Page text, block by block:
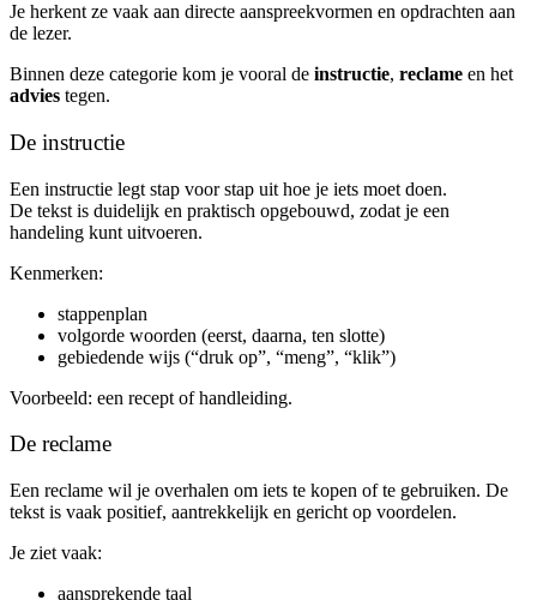
Je herkent ze vaak aan directe aanspreekvormen en opdrachten aan
de lezer.
Binnen deze categorie kom je vooral de instructie, reclame en het
advies tegen.
De instructie
Een instructie legt stap voor stap uit hoe je iets moet doen.
De tekst is duidelijk en praktisch opgebouwd, zodat je een
handeling kunt uitvoeren.
Kenmerken:
stappenplan
volgorde woorden (eerst, daarna, ten slotte)
gebiedende wijs (“druk op”, “meng”, “klik”)
Voorbeeld: een recept of handleiding.
De reclame
Een reclame wil je overhalen om iets te kopen of te gebruiken. De
tekst is vaak positief, aantrekkelijk en gericht op voordelen.
Je ziet vaak:
aansprekende taal